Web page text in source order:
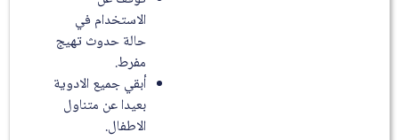
الاستخدام في
حالة حدوث تهيج
مفرط.
أبقي جميع الادوية
بعيدا عن متناول
الاطفال.